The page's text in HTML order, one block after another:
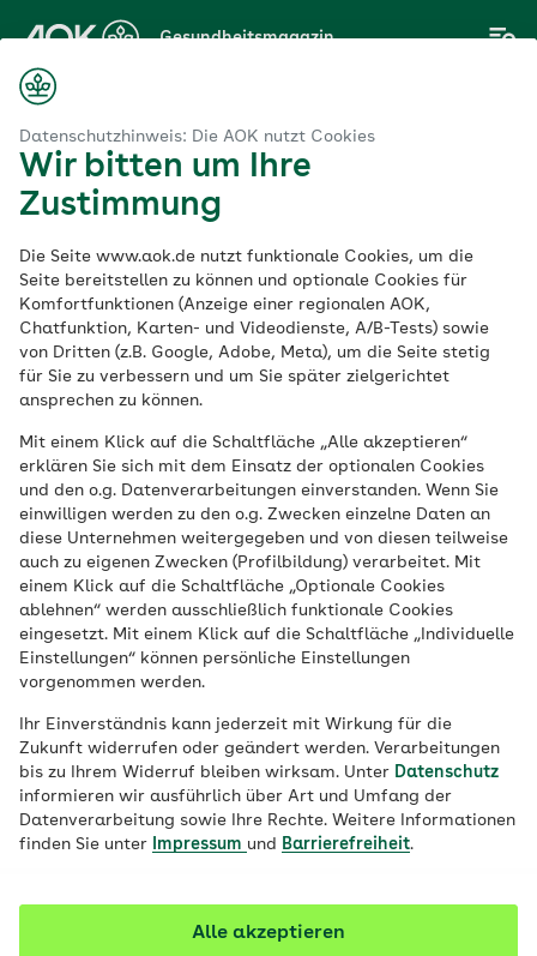
Datenschutzhinweis: Die AOK nutzt Cookies
Wir bitten um Ihre
Zustimmung
Die Seite www.aok.de nutzt funktionale Cookies, um die
Seite bereitstellen zu können und optionale Cookies für
Komfortfunktionen (Anzeige einer regionalen AOK,
Chatfunktion, Karten- und Videodienste, A/B-Tests) sowie
von Dritten (z.B. Google, Adobe, Meta), um die Seite stetig
für Sie zu verbessern und um Sie später zielgerichtet
ansprechen zu können.
Mit einem Klick auf die Schaltfläche „Alle akzeptieren“
erklären Sie sich mit dem Einsatz der optionalen Cookies
und den o.g. Datenverarbeitungen einverstanden. Wenn Sie
einwilligen werden zu den o.g. Zwecken einzelne Daten an
diese Unternehmen weitergegeben und von diesen teilweise
auch zu eigenen Zwecken (Profilbildung) verarbeitet. Mit
einem Klick auf die Schaltfläche „Optionale Cookies
ablehnen“ werden ausschließlich funktionale Cookies
eingesetzt. Mit einem Klick auf die Schaltfläche „Individuelle
Einstellungen“ können persönliche Einstellungen
vorgenommen werden.
Ihr Einverständnis kann jederzeit mit Wirkung für die
Zukunft widerrufen oder geändert werden. Verarbeitungen
bis zu Ihrem Widerruf bleiben wirksam. Unter Datenschutz
informieren wir ausführlich über Art und Umfang der
Datenverarbeitung sowie Ihre Rechte. Weitere Informationen
finden Sie unter
Impressum und Barrierefreiheit.
Alle akzeptieren
Hauptinhalt
springen
Gesundheitsmagazin
Ungesunde
Transfette: Warum
die Obergrenze für
Lebensmittel sinnvoll
ist
Veröffentlicht am:
20.07.2022 3 Minuten Lesedauer
Chips, Kekse, Pommes: Alles lecker, doch
wegen der enthaltenen Transfette. Seit
April 2021 soll eine neue Regelung
europaweit die Verwendung reduzieren.
Doch warum sind Transfette eigentlich so